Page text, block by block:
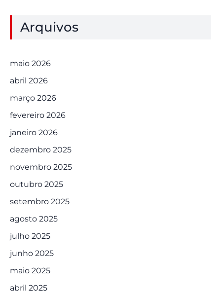
Arquivos
maio 2026
abril 2026
março 2026
fevereiro 2026
janeiro 2026
dezembro 2025
novembro 2025
outubro 2025
setembro 2025
agosto 2025
julho 2025
junho 2025
maio 2025
abril 2025